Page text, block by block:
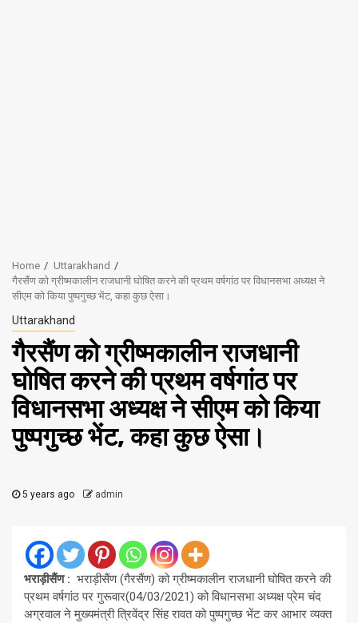
Home
Uttarakhand
गैरसैंण को ग्रीष्मकालीन राजधानी घोषित करने की प्रथम वर्षगांठ पर विधानसभा अध्यक्ष ने
सीएम को किया पुष्पगुच्छ भेंट, कहा कुछ ऐसा।
Uttarakhand
गैरसैंण को ग्रीष्मकालीन राजधानी
घोषित करने की प्रथम वर्षगांठ पर
विधानसभा अध्यक्ष ने सीएम को किया
पुष्पगुच्छ भेंट, कहा कुछ ऐसा।
5 years ago admin
भराड़ीसैंण : भराड़ीसैंण (गैरसैंण) को ग्रीष्मकालीन राजधानी घोषित करने की
प्रथम वर्षगांठ पर गुरूवार(04/03/2021) को विधानसभा अध्यक्ष प्रेम चंद
अग्रवाल ने मुख्यमंत्री त्रिवेंद्र सिंह रावत को पुष्पगुच्छ भेंट कर आभार व्यक्त